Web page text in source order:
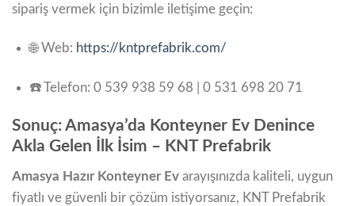
sipariş vermek için bizimle iletişime geçin:
🌐 Web: https://kntprefabrik.com/
☎️ Telefon: 0 539 938 59 68 | 0 531 698 20 71
Sonuç: Amasya’da Konteyner Ev Denince
Akla Gelen İlk İsim – KNT Prefabrik
Amasya Hazır Konteyner Ev arayışınızda kaliteli, uygun
fiyatlı ve güvenli bir çözüm istiyorsanız, KNT Prefabrik